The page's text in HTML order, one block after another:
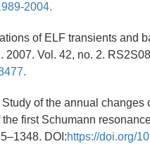
2004.
of ELF transients and
Vol. 42, no. 2.
of the annual changes
first Schumann
DOI:https://doi.org/